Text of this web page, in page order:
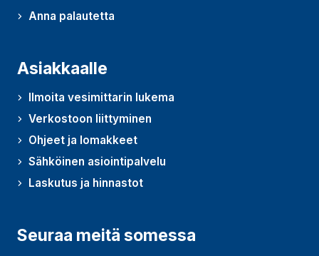
Anna palautetta
(Avautuu uudessa ikkunassa)
Asiakkaalle
Ilmoita vesimittarin lukema
Verkostoon liittyminen
Ohjeet ja lomakkeet
Sähköinen asiointipalvelu
Laskutus ja hinnastot
Seuraa meitä somessa